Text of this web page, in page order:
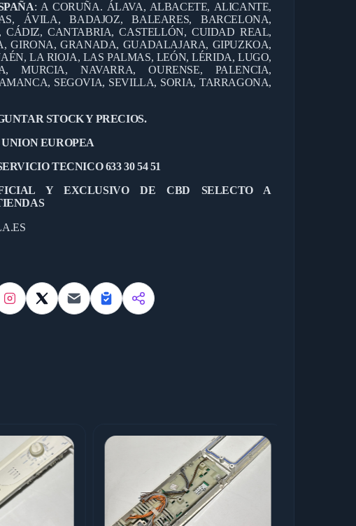
: A CORUÑA. ÁLAVA, ALBACETE, ALICANTE,
ÁVILA, BADAJOZ, BALEARES, BARCELONA,
CÁDIZ, CANTABRIA, CASTELLÓN, CUIDAD REAL,
GIRONA, GRANADA, GUADALAJARA, GIPUZKOA,
LA RIOJA, LAS PALMAS, LEÓN, LÉRIDA, LUGO,
MURCIA, NAVARRA, OURENSE, PALENCIA,
SEGOVIA, SEVILLA, SORIA, TARRAGONA,
STOCK Y PRECIOS.
EUROPEA
TECNICO 633 30 54 51
Y EXCLUSIVO DE CBD SELECTO A